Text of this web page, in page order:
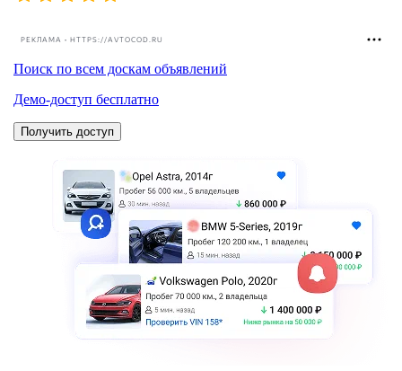
РЕКЛАМА • HTTPS://AVTOCOD.RU